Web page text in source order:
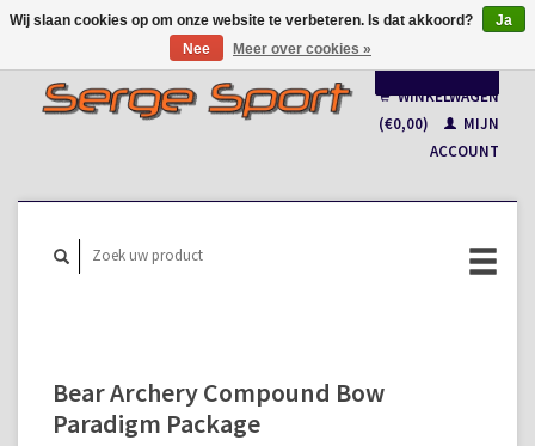
Français
WINKELWAGEN
(€0,00)
MIJN
ACCOUNT
Bear Archery Compound Bow
Paradigm Package
Wij slaan cookies op om onze website te verbeteren. Is dat akkoord?
Ja
Nee
Meer over cookies »